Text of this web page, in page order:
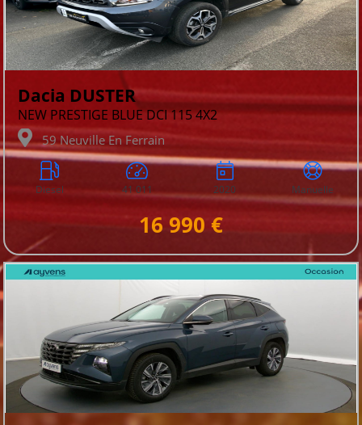
Dacia DUSTER
NEW PRESTIGE BLUE DCI 115 4X2
59 Neuville En Ferrain
Diesel 41 011 2020 Manuelle
16 990 €